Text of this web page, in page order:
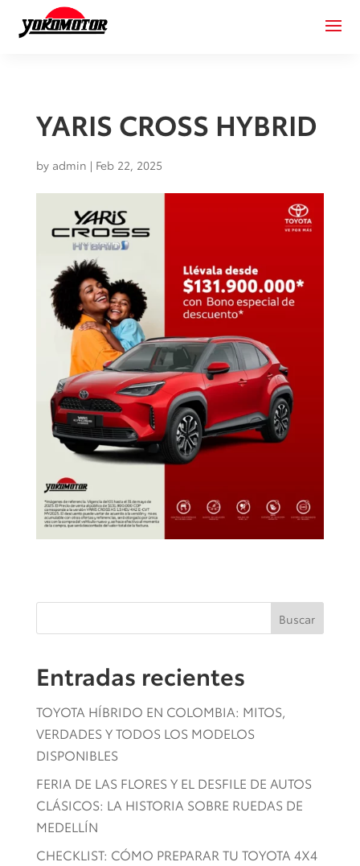
YARIS CROSS HYBRID
by admin | Feb 22, 2025
Buscar
Entradas recientes
TOYOTA HÍBRIDO EN COLOMBIA: MITOS,
VERDADES Y TODOS LOS MODELOS
DISPONIBLES
FERIA DE LAS FLORES Y EL DESFILE DE AUTOS
CLÁSICOS: LA HISTORIA SOBRE RUEDAS DE
MEDELLÍN
CHECKLIST: CÓMO PREPARAR TU TOYOTA 4X4